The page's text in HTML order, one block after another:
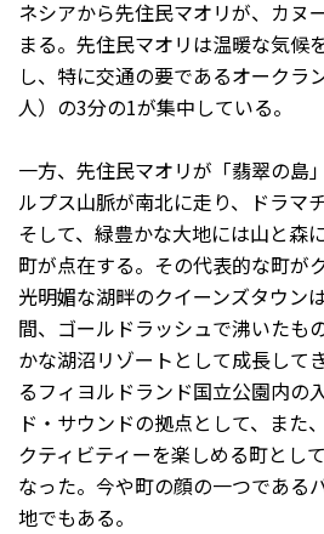
ネシアから先住民マオリが、カヌ
まる。先住民マオリは温暖な気候
し、特に交通の要であるオークラ
人）の3分の1が集中している。
一方、先住民マオリが「翡翠の島
ルプス山脈が南北に走り、ドラマ
そして、緑豊かな大地には山と森
町が点在する。その代表的な町が
光明媚な湖畔のクイーンズタウン
間、ゴールドラッシュで沸いたも
かな湖沼リゾートとして成長して
るフィヨルドランド国立公園内の
ド・サウンドの拠点として、また
クティビティーを楽しめる町とし
なった。今や町の顔の一つである
地でもある。